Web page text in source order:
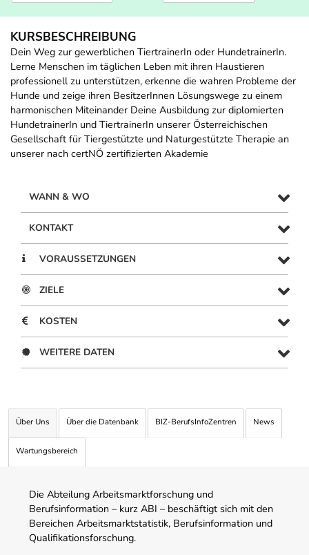
KURSBESCHREIBUNG
Dein Weg zur gewerblichen TiertrainerIn oder HundetrainerIn.
Lerne Menschen im täglichen Leben mit ihren Haustieren
professionell zu unterstützen, erkenne die wahren Probleme der
Hunde und zeige ihren BesitzerInnen Lösungswege zu einem
harmonischen Miteinander Deine Ausbildung zur diplomierten
HundetrainerIn und TiertrainerIn unserer Österreichischen
Gesellschaft für Tiergestützte und Naturgestützte Therapie​ an
unserer nach certNÖ zertifizierten Akademie
WANN & WO
KONTAKT
VORAUSSETZUNGEN
ZIELE
KOSTEN
WEITERE DATEN
Über Uns Über die Datenbank BIZ-BerufsInfoZentren News
Wartungsbereich
Die Abteilung Arbeitsmarktforschung und
Berufsinformation – kurz ABI – beschäftigt sich mit den
Bereichen Arbeitsmarktstatistik, Berufsinformation und
Qualifikationsforschung.